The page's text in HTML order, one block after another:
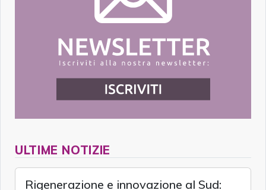
ULTIME NOTIZIE
Rigenerazione e innovazione al Sud: